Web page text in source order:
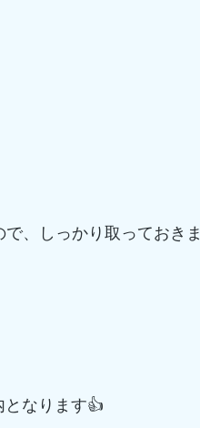
、しっかり取っておきま
なります👍